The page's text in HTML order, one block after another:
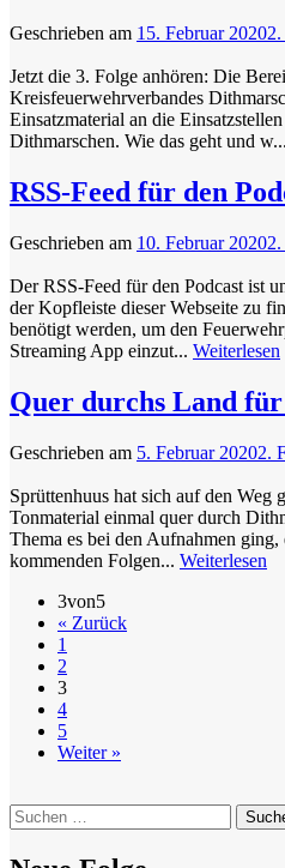
Geschrieben am 15. Februar 2020
Jetzt die 3. Folge anhören: Die
Kreisfeuerwehrverbandes
Einsatzmaterial an die
Dithmarschen. Wie das geht und w...
RSS-Feed für den
Geschrieben am 10. Februar 2020
Der RSS-Feed für den Podcast ist
der Kopfleiste dieser Webseite zu
benötigt werden, um den
Streaming App einzut... Weiterlesen
Quer durchs Land
Geschrieben am 5. Februar 20202.
Sprüttenhuus hat sich auf den Weg
Tonmaterial einmal quer durch
Thema es bei den Aufnahmen
kommenden Folgen... Weiterlesen
3von5
« Zurück
1
2
3
4
5
Weiter »
Suchen
nach: